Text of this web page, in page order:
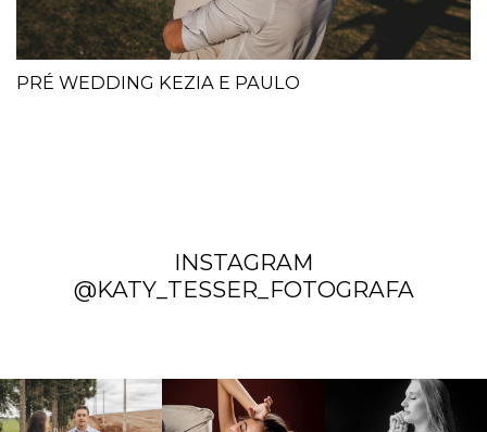
PRÉ WEDDING KEZIA E PAULO
INSTAGRAM
@KATY_TESSER_FOTOGRAFA